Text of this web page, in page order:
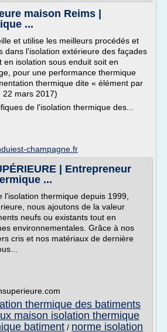
maison Reims |
...
et utilise les meilleurs procédés et
dans l'isolation extérieure des façades
en isolation sous enduit soit en
pour une performance thermique
thermique dite « élément par
mars 2017)
de l'isolation thermique des...
champagne.fr
| Entrepreneur
...
l'isolation thermique depuis 1999,
nous ajoutons de la valeur
neufs ou existants tout en
environnementales. Grâce à nos
cris et nos matériaux de dernière
thermique des batiments
maison isolation thermique
batiment / norme isolation